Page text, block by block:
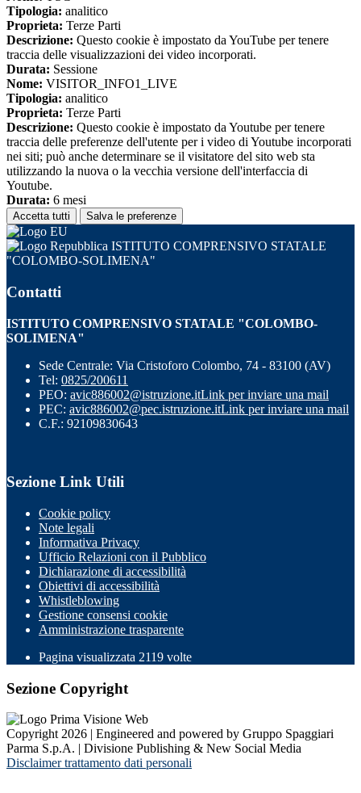
Tipologia: analitico
Proprieta: Terze Parti
Descrizione: Questo cookie è impostato da YouTube per tenere
traccia delle visualizzazioni dei video incorporati.
Durata: Sessione
Nome: VISITOR_INFO1_LIVE
Tipologia: analitico
Proprieta: Terze Parti
Descrizione: Questo cookie è impostato da Youtube per tenere
traccia delle preferenze dell'utente per i video di Youtube incorporati
nei siti; può anche determinare se il visitatore del sito web sta
utilizzando la nuova o la vecchia versione dell'interfaccia di
Youtube.
Durata: 6 mesi
Accetta tutti Salva le preferenze
ISTITUTO COMPRENSIVO STATALE
"COLOMBO-SOLIMENA"
Contatti
ISTITUTO COMPRENSIVO STATALE "COLOMBO-
SOLIMENA"
Sede Centrale: Via Cristoforo Colombo, 74 - 83100 (AV)
Tel: 0825/200611
PEO: avic886002@istruzione.itLink per inviare una mail
PEC: avic886002@pec.istruzione.itLink per inviare una mail
C.F.: 92109830643
Sezione Link Utili
Cookie policy
Note legali
Informativa Privacy
Ufficio Relazioni con il Pubblico
Dichiarazione di accessibilità
Obiettivi di accessibilità
Whistleblowing
Gestione consensi cookie
Amministrazione trasparente
Pagina visualizzata 2119 volte
Sezione Copyright
Copyright 2026 | Engineered and powered by Gruppo Spaggiari
Parma S.p.A. | Divisione Publishing & New Social Media
Disclaimer trattamento dati personali